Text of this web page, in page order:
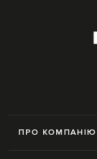
ПРО КОМПАНІЮ